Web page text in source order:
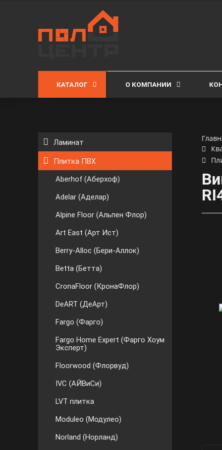
КАТАЛОГ О КОМПАНИИ
Ламинат
Плитка ПВХ
Aberhof (Аберхоф)
Adelar (Аделар)
Alpine Floor (Альпен Флор)
Art East (Арт Ист)
Berry-Alloc (Бери-Аллок)
Betta (Бетта)
CronaFloor (КронаФлор)
DeART (ДеАрт)
Fargo (Фарго)
Fargo Home Expert (Фарго Хоум
Эксперт)
Floorwood (Флорвуд)
IVC (АЙВиСи)
LVT плитка
Moduleo (Модулео)
Norland (Норланд)